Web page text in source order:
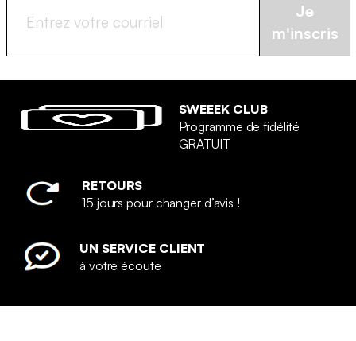
Je
m'inscris
SWEEEK CLUB
Programme de fidélité
GRATUIT
RETOURS
15 jours pour changer d’avis !
UN SERVICE CLIENT
à votre écoute